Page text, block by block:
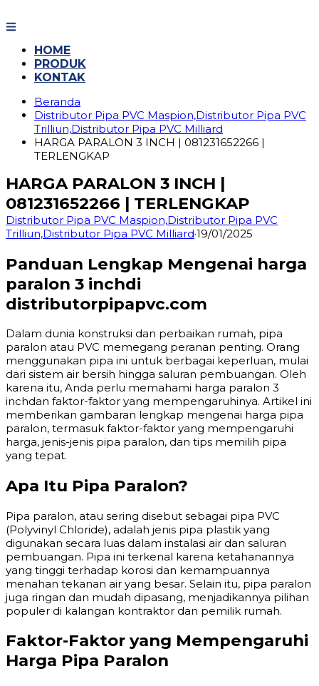
ke
HOME
PRODUK
KONTAK
Beranda
Distributor Pipa PVC Maspion,Distributor Pipa PVC
Trilliun,Distributor Pipa PVC Milliard
HARGA PARALON 3 INCH | 081231652266 |
TERLENGKAP
HARGA PARALON 3 INCH |
081231652266 | TERLENGKAP
Distributor Pipa PVC Maspion,Distributor Pipa PVC
Trilliun,Distributor Pipa PVC Milliard·19/01/2025
Panduan Lengkap Mengenai harga
paralon 3 inchdi
distributorpipapvc.com
Dalam dunia konstruksi dan perbaikan rumah, pipa
paralon atau PVC memegang peranan penting. Orang
menggunakan pipa ini untuk berbagai keperluan, mulai
dari sistem air bersih hingga saluran pembuangan. Oleh
karena itu, Anda perlu memahami harga paralon 3
inchdan faktor-faktor yang mempengaruhinya. Artikel ini
memberikan gambaran lengkap mengenai harga pipa
paralon, termasuk faktor-faktor yang mempengaruhi
harga, jenis-jenis pipa paralon, dan tips memilih pipa
yang tepat.
Apa Itu Pipa Paralon?
Pipa paralon, atau sering disebut sebagai pipa PVC
(Polyvinyl Chloride), adalah jenis pipa plastik yang
digunakan secara luas dalam instalasi air dan saluran
pembuangan. Pipa ini terkenal karena ketahanannya
yang tinggi terhadap korosi dan kemampuannya
menahan tekanan air yang besar. Selain itu, pipa paralon
juga ringan dan mudah dipasang, menjadikannya pilihan
populer di kalangan kontraktor dan pemilik rumah.
Faktor-Faktor yang Mempengaruhi
Harga Pipa Paralon